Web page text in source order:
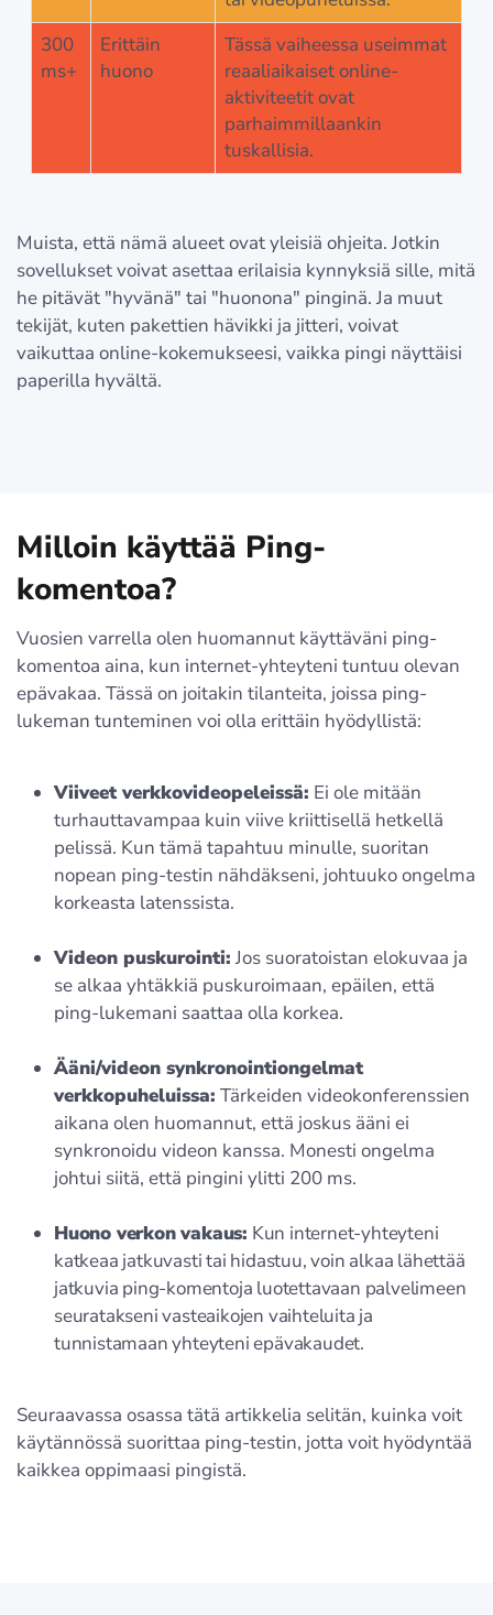
300
ms+
Erittäin
huono
Tässä vaiheessa useimmat
reaaliaikaiset online-
aktiviteetit ovat
parhaimmillaankin
tuskallisia.
Muista, että nämä alueet ovat yleisiä ohjeita. Jotkin
sovellukset voivat asettaa erilaisia kynnyksiä sille, mitä
he pitävät "hyvänä" tai "huonona" pinginä. Ja muut
tekijät, kuten pakettien hävikki ja jitteri, voivat
vaikuttaa online-kokemukseesi, vaikka pingi näyttäisi
paperilla hyvältä.
Milloin käyttää Ping-
komentoa?
Vuosien varrella olen huomannut käyttäväni ping-
komentoa aina, kun internet-yhteyteni tuntuu olevan
epävakaa. Tässä on joitakin tilanteita, joissa ping-
lukeman tunteminen voi olla erittäin hyödyllistä:
Viiveet verkkovideopeleissä: Ei ole mitään
turhauttavampaa kuin viive kriittisellä hetkellä
pelissä. Kun tämä tapahtuu minulle, suoritan
nopean ping-testin nähdäkseni, johtuuko ongelma
korkeasta latenssista.
Videon puskurointi: Jos suoratoistan elokuvaa ja
se alkaa yhtäkkiä puskuroimaan, epäilen, että
ping-lukemani saattaa olla korkea.
Ääni/videon synkronointiongelmat
verkkopuheluissa: Tärkeiden videokonferenssien
aikana olen huomannut, että joskus ääni ei
synkronoidu videon kanssa. Monesti ongelma
johtui siitä, että pingini ylitti 200 ms.
Huono verkon vakaus: Kun internet-yhteyteni
katkeaa jatkuvasti tai hidastuu, voin alkaa lähettää
jatkuvia ping-komentoja luotettavaan palvelimeen
seuratakseni vasteaikojen vaihteluita ja
tunnistamaan yhteyteni epävakaudet.
Seuraavassa osassa tätä artikkelia selitän, kuinka voit
käytännössä suorittaa ping-testin, jotta voit hyödyntää
kaikkea oppimaasi pingistä.